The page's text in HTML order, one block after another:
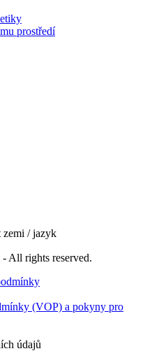
prostředí
zemi / jazyk
- All rights reserved.
(VOP) a pokyny pro
údajů